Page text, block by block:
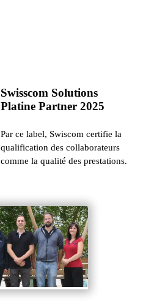
Swisscom Solutions
Platine Partner 2025
Par ce label, Swiscom certifie la
qualification des collaborateurs
comme la qualité des prestations.